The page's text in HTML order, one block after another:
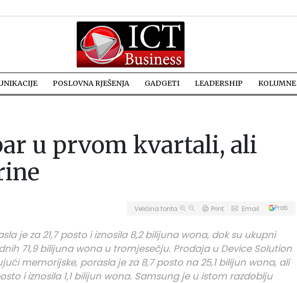
POSLOVNA RJEŠENJA GADGETI LEADERSHIP KOLUMNE
u prvom kvartali, ali
Veličina fonta Print Email Prati
je za 21,7 posto i iznosila 8,2 bilijuna wona, dok su ukupni
71,9 bilijuna wona u tromjesečju. Prodaja u Device Solution
memorijske, porasla je za 8,7 posto na 25,1 bilijun wona, ali
i iznosila 1,1 bilijun wona. Samsung je u istom razdoblju